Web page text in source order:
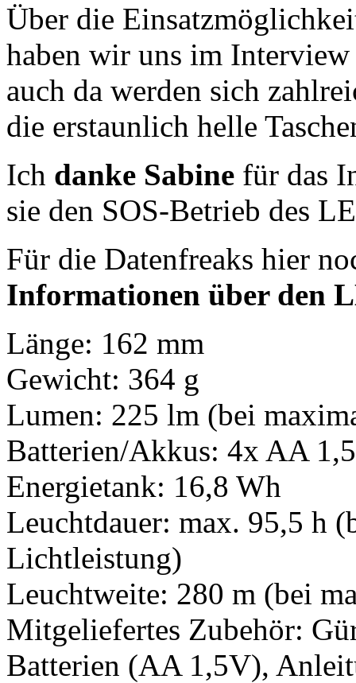
Über die
haben wir uns im
auch da werden sich
die erstaunlich helle
Ich danke Sabine für das
sie den SOS-Betrieb des
Für die Datenfreaks hier
Informationen über den
Länge: 162 mm
Gewicht: 364 g
Lumen: 225 lm (bei
Batterien/Akkus: 4x AA
Energietank: 16,8 Wh
Leuchtdauer: max. 95,5 h
Lichtleistung)
Leuchtweite: 280 m (bei
Mitgeliefertes Zubehör:
Batterien (AA 1,5V),